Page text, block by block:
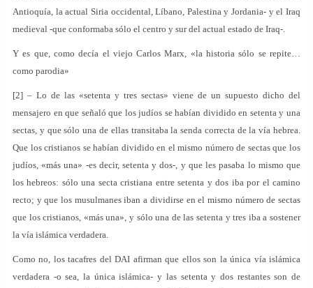
Antioquía, la actual Siria occidental, Líbano, Palestina y Jordania- y el Iraq
medieval -que conformaba sólo el centro y sur del actual estado de Iraq-.
Y es que, como decía el viejo Carlos Marx, «la historia sólo se repite…
como parodia»
[2] – Lo de las «setenta y tres sectas» viene de un supuesto dicho del
mensajero en que señaló que los judíos se habían dividido en setenta y una
sectas, y que sólo una de ellas transitaba la senda correcta de la vía hebrea.
Que los cristianos se habían dividido en el mismo número de sectas que los
judíos, «más una» -es decir, setenta y dos-, y que les pasaba lo mismo que
los hebreos: sólo una secta cristiana entre setenta y dos iba por el camino
recto; y que los musulmanes iban a dividirse en el mismo número de sectas
que los cristianos, «más una», y sólo una de las setenta y tres iba a sostener
la vía islámica verdadera.
Como no, los tacafres del DAI afirman que ellos son la única vía islámica
verdadera -o sea, la única islámica- y las setenta y dos restantes son de